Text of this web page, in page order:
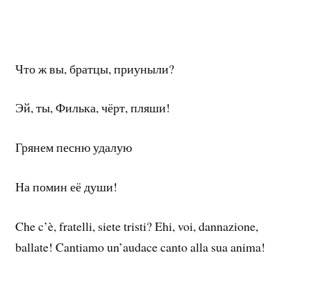
Что ж вы, братцы, приуныли?
Эй, ты, Филька, чёрт, пляши!
Грянем песню удалую
На помин её души!
Che c’è, fratelli, siete tristi? Ehi, voi, dannazione,
ballate! Cantiamo un’audace canto alla sua anima!